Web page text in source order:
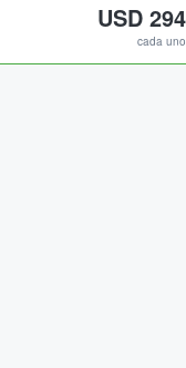
USD 294
cada uno